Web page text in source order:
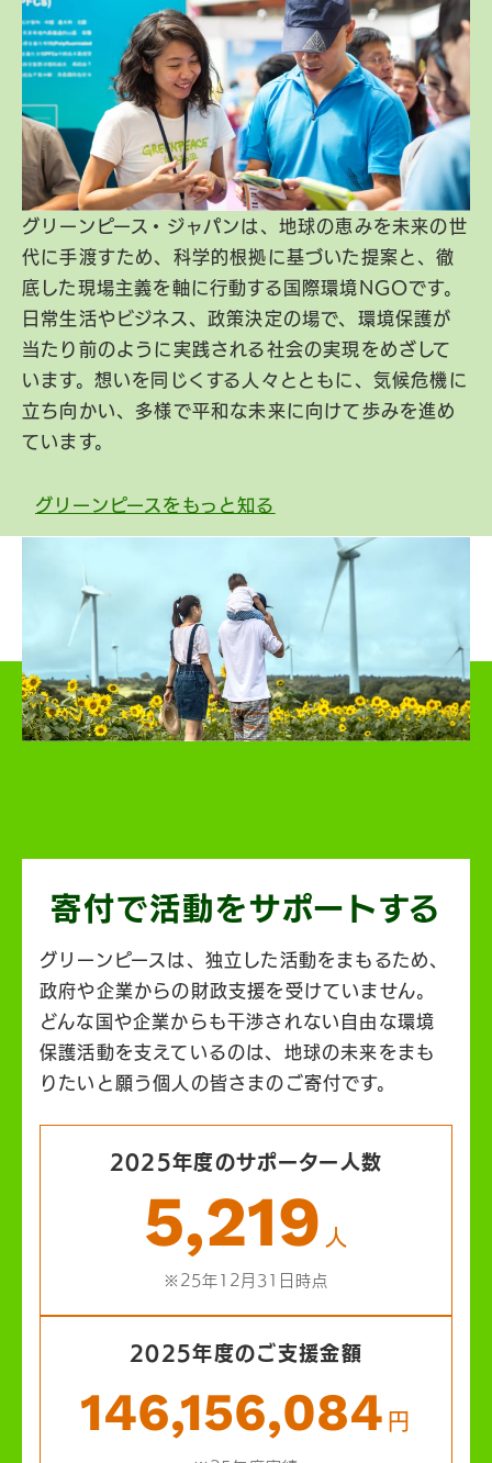
グリーンピース・ジャパンは、地球の恵みを未来の世
代に手渡すため、科学的根拠に基づいた提案と、徹
底した現場主義を軸に行動する国際環境NGOです。
日常生活やビジネス、政策決定の場で、環境保護が
当たり前のように実践される社会の実現をめざして
います。想いを同じくする人々とともに、気候危機に
立ち向かい、多様で平和な未来に向けて歩みを進め
ています。
グリーンピースをもっと知る
寄付で活動をサポートする
グリーンピースは、独立した活動をまもるため、
政府や企業からの財政支援を受けていません。
どんな国や企業からも干渉されない自由な環境
保護活動を支えているのは、地球の未来をまも
りたいと願う個人の皆さまのご寄付です。
2025年度のサポーター人数
5,219 人
※25年12月31日時点
2025年度のご支援金額
146,156,084 円